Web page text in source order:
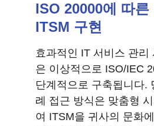
ISO 20000에 따른
ITSM 구현
효과적인 IT 서비스 관리
은 이상적으로 ISO/IEC
단계적으로 구축됩니다.
례 접근 방식은 맞춤형
여 ITSM을 귀사의 문화